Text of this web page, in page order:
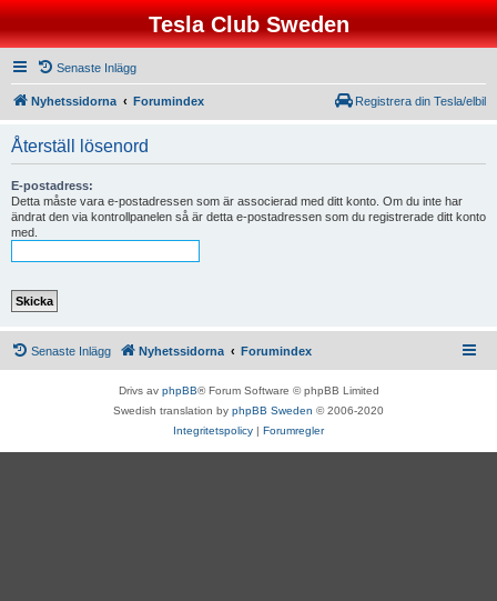
Tesla Club Sweden
Senaste Inlägg
Nyhetssidorna Forumindex Registrera din Tesla/elbil
Återställ lösenord
E-postadress:
Detta måste vara e-postadressen som är associerad med ditt konto. Om du inte har
ändrat den via kontrollpanelen så är detta e-postadressen som du registrerade ditt konto
med.
Senaste Inlägg Nyhetssidorna Forumindex
Drivs av phpBB® Forum Software © phpBB Limited
Swedish translation by phpBB Sweden © 2006-2020
Integritetspolicy | Forumregler